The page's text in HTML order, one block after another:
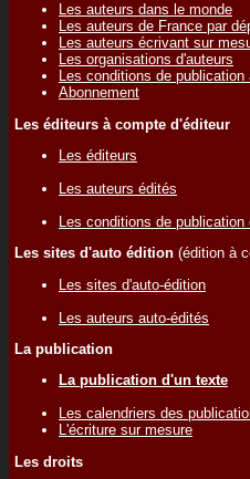
Les auteurs dans le monde
Les auteurs de France par
Les auteurs écrivant sur
Les organisations d'auteurs
Les conditions de publication
Abonnement
Les éditeurs à compte d'éditeur
Les éditeurs
Les auteurs édités
Les conditions de publication
Les sites d'auto édition (édition à
Les sites d'auto-édition
Les auteurs auto-édités
La publication
La publication d'un texte
Les calendriers des
L'écriture sur mesure
Les droits